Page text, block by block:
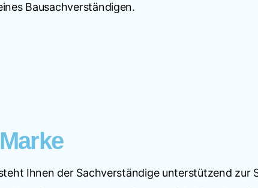
Bausachverständigen.
Ihnen der Sachverständige unterstützend zur